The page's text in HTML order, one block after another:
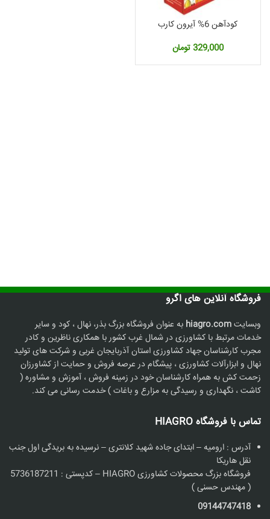
کودآهن 6% آیرون کارب
329,000تومان
فروشگاه آنلاین های اگرو
وبسایتhiagro.com به عنوان فروشگاه بزرگ بذر، نهال ، کود و سایر
خدمات مرتبط با کشاورزی در شمال غرب کشور با همکاری ناظرین و کادر
مجرب کارشناسان جهاد کشاورزی استان آذربایجان غربی و شرکت های تولید
نهال و ابزارآلات کشاورزی ، پیشگام در عرصه فروش و حمایت از کشاورزان
زحمت کش به همراه کارشناسان خود در زمینه فروش ، آموزش و مشاوره (
کاشت ، نگهداری و رسیدگی به مزارع و باغات ) خدمت رسانی می کند.
تماس با فروشگاه HIAGRO
آدرس : ارومیه – ابتدای جاده شهید کلانتری – نرسیده به بریدگی اول جنب
نقل هاریکا
فروشگاه بزرگ محصولات کشاورزی HIAGRO – کدپستی : 5736187211
( مهندس حسنی )
09144747418